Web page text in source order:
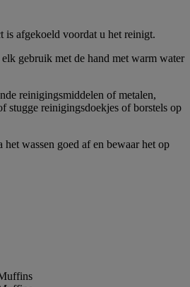
is afgekoeld voordat u het reinigt.
gebruik met de hand met warm water
reinigingsmiddelen of metalen,
stugge reinigingsdoekjes of borstels op
wassen goed af en bewaar het op